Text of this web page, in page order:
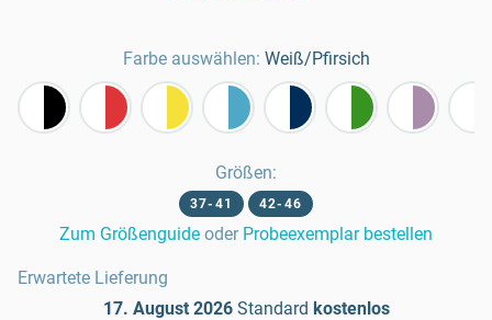
Farbe auswählen: Weiß/Pfirsich
Größen:
37-41 42-46
Zum Größenguide oder Probeexemplar bestellen
Erwartete Lieferung
17. August 2026 Standard kostenlos